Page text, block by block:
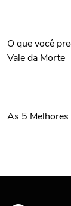
O que você
Vale da Morte
As 5